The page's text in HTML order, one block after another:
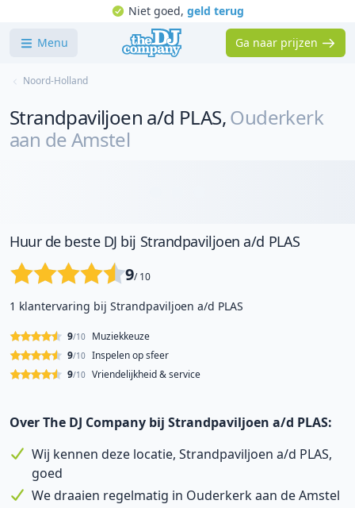
Niet goed, geld terug
Menu Ga naar prijzen
Noord-Holland
Strandpaviljoen a/d PLAS,Ouderkerk
aan de Amstel
Huur de beste DJ bij Strandpaviljoen a/d PLAS
9/ 10
1 klantervaring bij Strandpaviljoen a/d PLAS
Muziekkeuze
9/10
Inspelen op sfeer
9/10
Vriendelijkheid & service
9/10
Over The DJ Company bij Strandpaviljoen a/d PLAS:
Wij kennen deze locatie, Strandpaviljoen a/d PLAS,
goed
We draaien regelmatig in Ouderkerk aan de Amstel